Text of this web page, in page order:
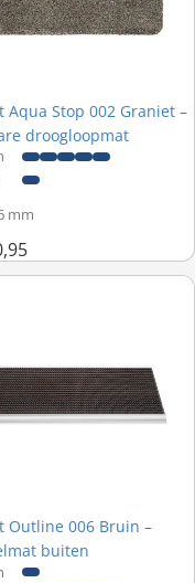
Aqua Stop 002 Graniet –
droogloopmat
mm
Outline 006 Bruin –
Outline 006 Bruin –
buiten